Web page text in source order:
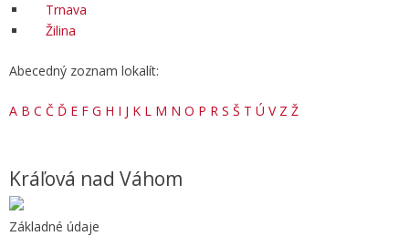
Trnava
Žilina
Abecedný zoznam lokalít:
A B C Č Ď E F G H I J K L M N O P R S Š T Ú V Z Ž
Kráľová nad Váhom
Základné údaje